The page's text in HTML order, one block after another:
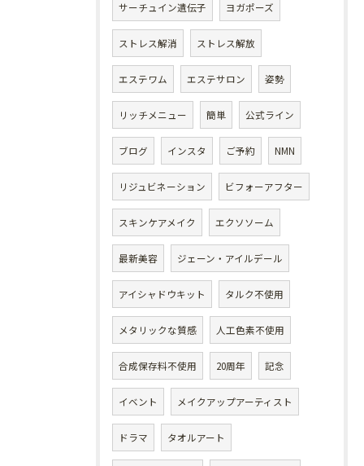
サーチュイン遺伝子 ヨガポーズ
ストレス解消 ストレス解放
エステワム エステサロン 姿勢
リッチメニュー 簡単 公式ライン
ブログ インスタ ご予約 NMN
リジュビネーション ビフォーアフター
スキンケアメイク エクソソーム
最新美容 ジェーン・アイルデール
アイシャドウキット タルク不使用
メタリックな質感 人工色素不使用
合成保存料不使用 20周年 記念
イベント メイクアップアーティスト
ドラマ タオルアート